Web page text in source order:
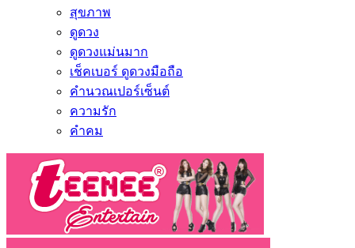
สุขภาพ
ดูดวง
ดูดวงแม่นมาก
เช็คเบอร์ ดูดวงมือถือ
คำนวณเปอร์เซ็นต์
ความรัก
คำคม